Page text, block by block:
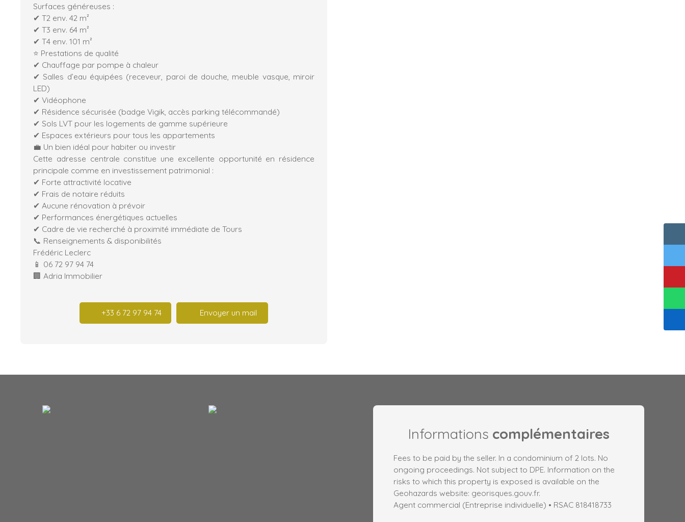
Surfaces généreuses :
✔ T2 env. 42 m²
✔ T3 env. 64 m²
✔ T4 env. 101 m²
⭐ Prestations de qualité
✔ Chauffage par pompe à chaleur
✔ Salles d’eau équipées (receveur, paroi de douche, meuble vasque, miroir
LED)
✔ Vidéophone
✔ Résidence sécurisée (badge Vigik, accès parking télécommandé)
✔ Sols LVT pour les logements de gamme supérieure
✔ Espaces extérieurs pour tous les appartements
💼 Un bien idéal pour habiter ou investir
Cette adresse centrale constitue une excellente opportunité en résidence
principale comme en investissement patrimonial :
✔ Forte attractivité locative
✔ Frais de notaire réduits
✔ Aucune rénovation à prévoir
✔ Performances énergétiques actuelles
✔ Cadre de vie recherché à proximité immédiate de Tours
📞 Renseignements & disponibilités
Frédéric Leclerc
📱 06 72 97 94 74
🏢 Adria Immobilier
+33 6 72 97 94 74 Envoyer un mail
Informations complémentaires
Fees to be paid by the seller. In a condominium of 2 lots. No
ongoing proceedings. Not subject to DPE. Information on the
risks to which this property is exposed is available on the
Geohazards website: georisques.gouv.fr.
Agent commercial (Entreprise individuelle) • RSAC 818418733